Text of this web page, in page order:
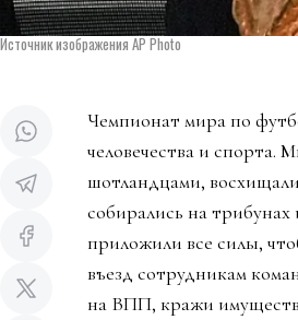
Источник изображения AP Photo
Чемпионат мира по
человечества и спорта.
шотландцами,
собирались на
приложили все силы,
въезд сотрудникам
на ВПП, кражи